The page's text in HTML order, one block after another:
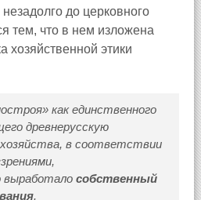
до церковного
тем, что в нем изложена
хозяйственной этики
как единственного
древнерусскую
в соответствии
выработало собственный
.